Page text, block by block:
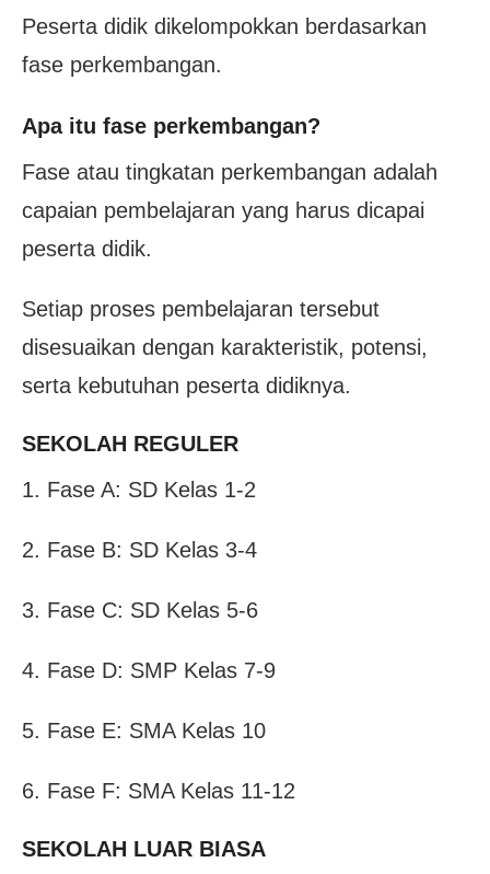
Peserta didik dikelompokkan berdasarkan
fase perkembangan.
Apa itu fase perkembangan?
Fase atau tingkatan perkembangan adalah
capaian pembelajaran yang harus dicapai
peserta didik.
Setiap proses pembelajaran tersebut
disesuaikan dengan karakteristik, potensi,
serta kebutuhan peserta didiknya.
SEKOLAH REGULER
1. Fase A: SD Kelas 1-2
2. Fase B: SD Kelas 3-4
3. Fase C: SD Kelas 5-6
4. Fase D: SMP Kelas 7-9
5. Fase E: SMA Kelas 10
6. Fase F: SMA Kelas 11-12
SEKOLAH LUAR BIASA